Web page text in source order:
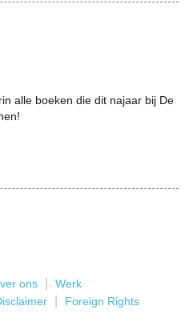
alle boeken die dit najaar bij De
ons
Werk
Foreign Rights